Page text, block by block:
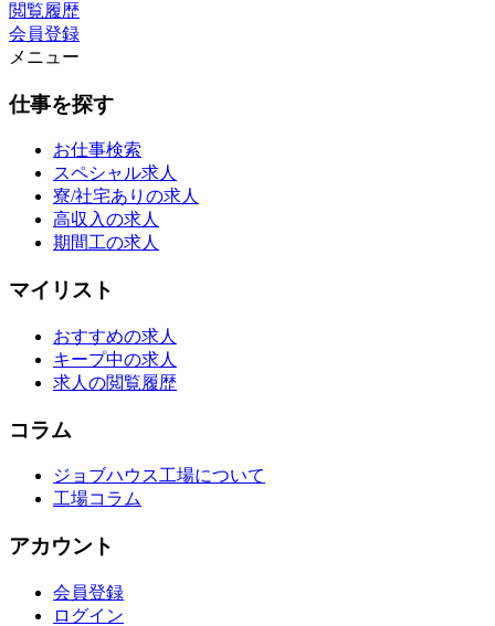
閲覧履歴
会員登録
メニュー
仕事を探す
お仕事検索
スペシャル求人
寮/社宅ありの求人
高収入の求人
期間工の求人
マイリスト
おすすめの求人
キープ中の求人
求人の閲覧履歴
コラム
ジョブハウス工場について
工場コラム
アカウント
会員登録
ログイン